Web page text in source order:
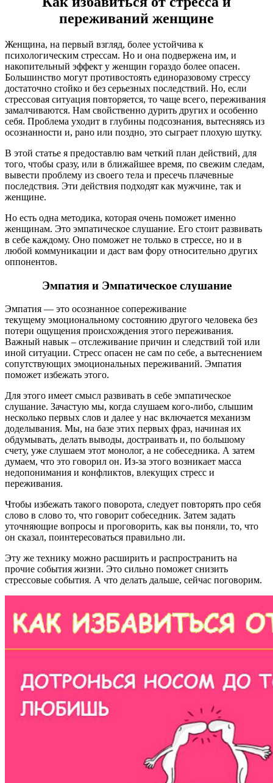
переживаний женщине
Женщина, на первый взгляд, более устойчива к
психологическим стрессам. Но и она подвержена им, и
накопительный эффект у женщин гораздо более опасен.
Большинство могут противостоять единоразовому стрессу
достаточно стойко и без серьезных последствий. Но, если
стрессовая ситуация повторяется, то чаще всего, переживания
замалчиваются. Нам свойственно дурить других и особенно
себя. Проблема уходит в глубины подсознания, вытесняясь из
осознанности и, рано или поздно, это сыграет плохую шутку.
В этой статье я предоставлю вам четкий план действий, для
того, чтобы сразу, или в ближайшее время, по свежим следам,
вывести проблему из своего тела и пресечь плачевные
последствия. Эти действия подходят как мужчине, так и
женщине.
Но есть одна методика, которая очень поможет именно
женщинам. Это эмпатическое слушание. Его стоит развивать
в себе каждому. Оно поможет не только в стрессе, но и в
любой коммуникации и даст вам фору относительно других
оппонентов.
Эмпатия и Эмпатическое слушание
Эмпатия — это осознанное сопереживание
текущему эмоциональному состоянию другого человека без
потери ощущения происхождения этого переживания.
Важный навык – отслеживание причин и следствий той или
иной ситуации. Стресс опасен не сам по себе, а вытеснением
сопутствующих эмоциональных переживаний. Эмпатия
поможет избежать этого.
Для этого имеет смысл развивать в себе эмпатическое
слушание. Зачастую мы, когда слушаем кого-либо, слышим
несколько первых слов и далее у нас включается механизм
доделывания. Мы, на базе этих первых фраз, начиная их
обдумывать, делать выводы, достраивать и, по большому
счету, уже слушаем этот монолог, а не собеседника. А затем
думаем, что это говорил он. Из-за этого возникает масса
недопонимания и конфликтов, влекущих стресс и
переживания.
Чтобы избежать такого поворота, следует повторять про себя
слово в слово то, что говорит собеседник. Затем задать
уточняющие вопросы и проговорить, как вы поняли, то, что
он сказал, поинтересоваться правильно ли.
Эту же технику можно расширить и распространить на
прочие события жизни. Это сильно поможет снизить
стрессовые события. А что делать дальше, сейчас поговорим.